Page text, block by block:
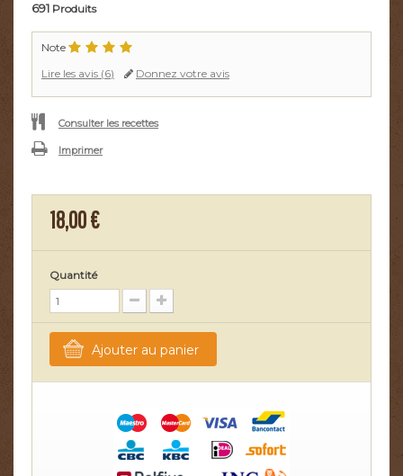
691 Produits
Note
Lire les avis (6) Donnez votre avis
Consulter les recettes
Imprimer
18,00 €
Quantité
Ajouter au panier